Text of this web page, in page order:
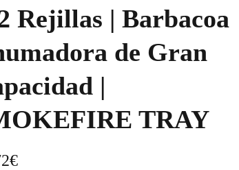
Rejillas | Barbacoa
de Gran
|
TRAY
€